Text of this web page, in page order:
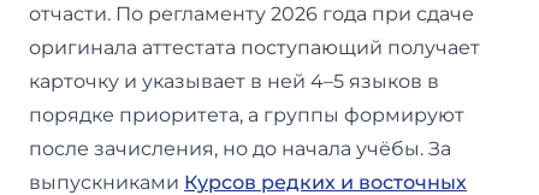
отчасти. По регламенту 2026 года при сдаче
оригинала аттестата поступающий получает
карточку и указывает в ней 4–5 языков в
порядке приоритета, а группы формируют
после зачисления, но до начала учёбы. За
выпускниками Курсов редких и восточных